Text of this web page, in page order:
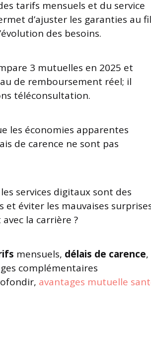
tarifs mensuels et du service
d’ajuster les garanties au fil
des besoins.
3 mutuelles en 2025 et
de remboursement réel; il
téléconsultation.
les économies apparentes
de carence ne sont pas
services digitaux sont des
éviter les mauvaises
la carrière ?
mensuels, délais de carence,
complémentaires
avantages mutuelle